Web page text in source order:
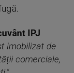
IPJ
imobilizat de
comerciale,